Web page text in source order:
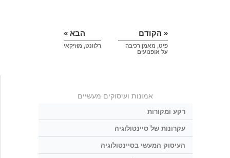
« הקודם
פיט, מאמן רכיבה
על אופנועים
הבא »
רלוונט, מוזיקאי
אמונות ועיסוקים מעשיים
רקע ומקורות
עקרונות של סיינטולוגיה
העיסוק המעשי בסיינטולוגיה